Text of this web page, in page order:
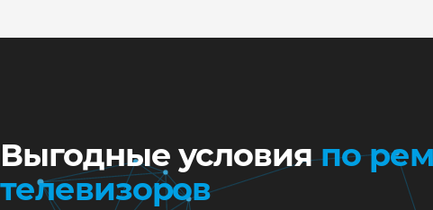
Выгодные условияпо
телевизоров